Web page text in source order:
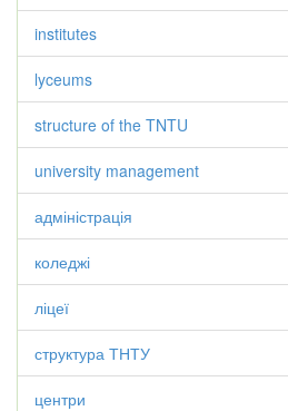
institutes
lyceums
structure of the TNTU
university management
адміністрація
коледжі
ліцеї
структура ТНТУ
центри